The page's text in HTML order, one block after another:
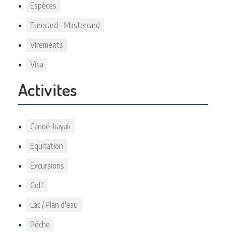
Espèces
Eurocard - Mastercard
Virements
Visa
Activites
Canoë-kayak
Equitation
Excursions
Golf
Lac / Plan d'eau
Pêche